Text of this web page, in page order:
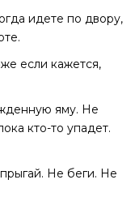
идете по двору,
если кажется,
яму. Не
кто-то упадет.
Не беги. Не